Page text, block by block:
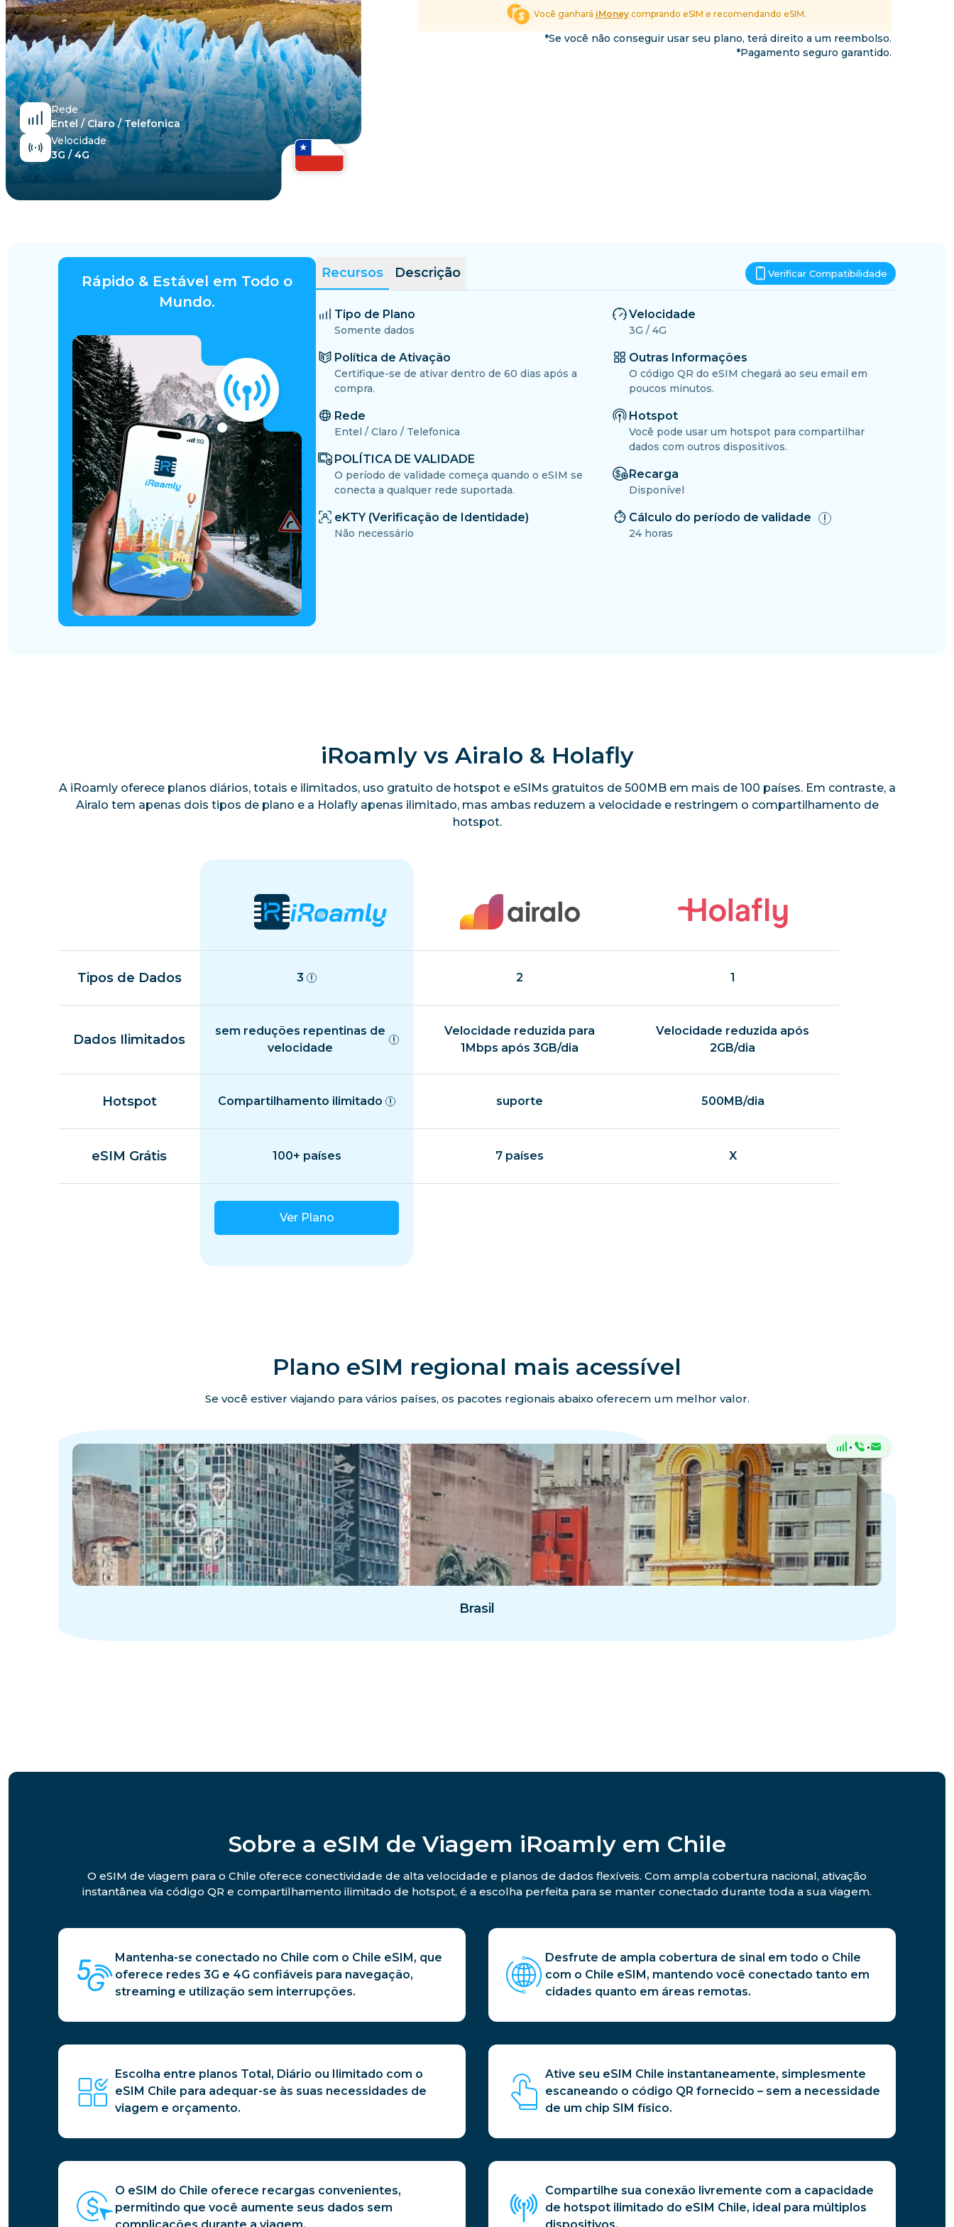
Explore Todos os Destinos
Rede
Entel / Claro / Telefonica
Velocidade
3G / 4G
Você ganhará iMoneycomprando eSIM e recomendando eSIM.
*Se você não conseguir usar seu plano, terá direito a um reembolso.
*Pagamento seguro garantido.
Rápido & Estável em Todo o
Mundo.
Recursos Descrição Verificar Compatibilidade
Tipo de Plano
Somente dados
Política de Ativação
Certifique-se de ativar dentro de 60 dias após a
compra.
Rede
Entel / Claro / Telefonica
POLÍTICA DE VALIDADE
O período de validade começa quando o eSIM se
conecta a qualquer rede suportada.
eKTY (Verificação de Identidade)
Não necessário
Velocidade
3G / 4G
Outras Informações
O código QR do eSIM chegará ao seu email em
poucos minutos.
Hotspot
Você pode usar um hotspot para compartilhar
dados com outros dispositivos.
Recarga
Disponível
Cálculo do período de validade
24 horas
iRoamly vs Airalo & Holafly
A iRoamly oferece planos diários, totais e ilimitados, uso gratuito de hotspot e eSIMs gratuitos de 500MB em mais de 100 países. Em contraste, a
Airalo tem apenas dois tipos de plano e a Holafly apenas ilimitado, mas ambas reduzem a velocidade e restringem o compartilhamento de
hotspot.
Tipos de Dados 3 2 1
Dados Ilimitados
sem reduções repentinas de
velocidade
Velocidade reduzida para
1Mbps após 3GB/dia
Velocidade reduzida após
2GB/dia
Hotspot Compartilhamento ilimitado suporte 500MB/dia
eSIM Grátis 100+ países 7 países X
Ver Plano
Plano eSIM regional mais acessível
Se você estiver viajando para vários países, os pacotes regionais abaixo oferecem um melhor valor.
· ·
Brasil
Sobre a eSIM de Viagem iRoamly em Chile
O eSIM de viagem para o Chile oferece conectividade de alta velocidade e planos de dados flexíveis. Com ampla cobertura nacional, ativação
instantânea via código QR e compartilhamento ilimitado de hotspot, é a escolha perfeita para se manter conectado durante toda a sua viagem.
Mantenha-se conectado no Chile com o Chile eSIM, que
oferece redes 3G e 4G confiáveis para navegação,
streaming e utilização sem interrupções.
Desfrute de ampla cobertura de sinal em todo o Chile
com o Chile eSIM, mantendo você conectado tanto em
cidades quanto em áreas remotas.
Escolha entre planos Total, Diário ou Ilimitado com o
eSIM Chile para adequar-se às suas necessidades de
viagem e orçamento.
Ative seu eSIM Chile instantaneamente, simplesmente
escaneando o código QR fornecido – sem a necessidade
de um chip SIM físico.
O eSIM do Chile oferece recargas convenientes,
permitindo que você aumente seus dados sem
complicações durante a viagem.
Compartilhe sua conexão livremente com a capacidade
de hotspot ilimitado do eSIM Chile, ideal para múltiplos
dispositivos.